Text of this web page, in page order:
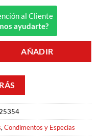
al Cliente
ayudarte?
50GR IBERIA cantidad
AÑADIR
, Condimentos y Especias